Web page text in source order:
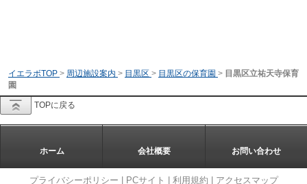
イエラボTOP > 周辺施設案内 > 目黒区 > 目黒区の保育園 > 目黒区立祐天寺保育
園
TOPに戻る
ホーム 会社概要 お問い合わせ
プライバシーポリシー PCサイト 利用規約
アクセスマップ